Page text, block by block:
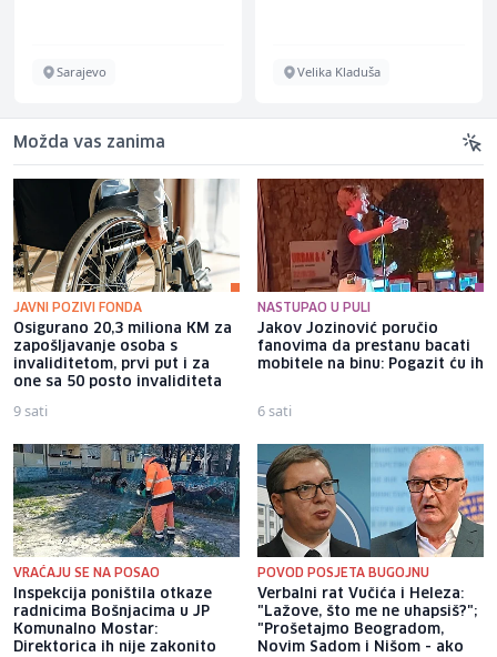
Sarajevo Velika Kladuša
Možda vas zanima
JAVNI POZIVI FONDA
Osigurano 20,3 miliona KM za
zapošljavanje osoba s
invaliditetom, prvi put i za
one sa 50 posto invaliditeta
9 sati
NASTUPAO U PULI
Jakov Jozinović poručio
fanovima da prestanu bacati
mobitele na binu: Pogazit ću ih
6 sati
VRAĆAJU SE NA POSAO
Inspekcija poništila otkaze
radnicima Bošnjacima u JP
Komunalno Mostar:
Direktorica ih nije zakonito
POVOD POSJETA BUGOJNU
Verbalni rat Vučića i Heleza:
"Lažove, što me ne uhapsiš?";
"Prošetajmo Beogradom,
Novim Sadom i Nišom - ako